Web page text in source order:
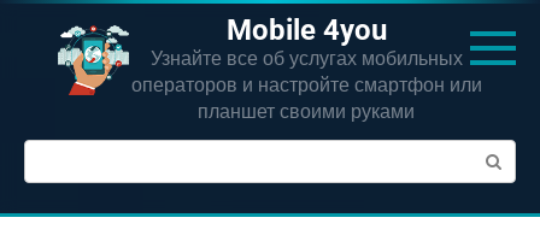
Перейти
контенту
Mobile 4you
Узнайте все об услугах мобильных
операторов и настройте смартфон или
планшет своими руками
Поиск: